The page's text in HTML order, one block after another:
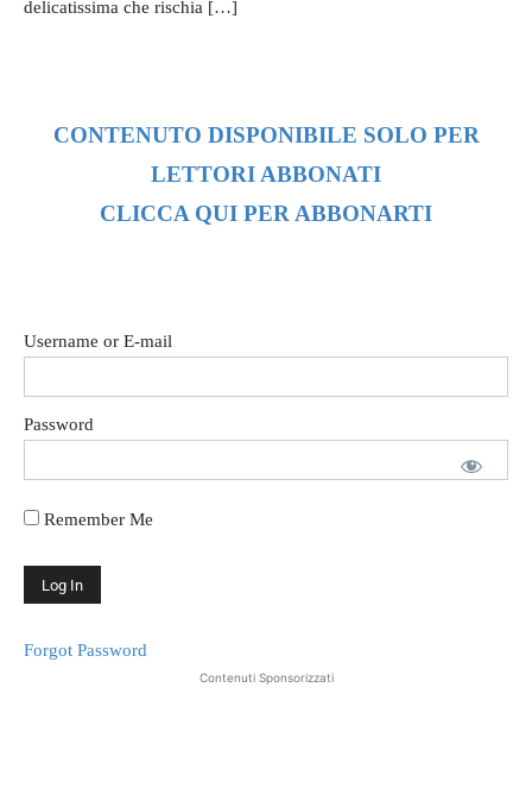
delicatissima che rischia […]
CONTENUTO DISPONIBILE SOLO PER
LETTORI ABBONATI
CLICCA QUI PER ABBONARTI
Username or E-mail
Password
Remember Me
Forgot Password
Contenuti Sponsorizzati